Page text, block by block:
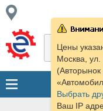
Цены
Москва,
Выбрать
Ваш IP